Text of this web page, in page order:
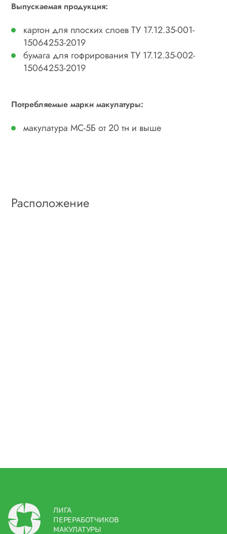
Выпускаемая продукция:
картон для плоских слоев ТУ 17.12.35-001-
15064253-2019
бумага для гофрирования ТУ 17.12.35-002-
15064253-2019
Потребляемые марки макулатуры:
макулатура МС-5Б от 20 тн и выше
Расположение
ЛИГА
ПЕРЕРАБОТЧИКОВ
МАКУЛАТУРЫ